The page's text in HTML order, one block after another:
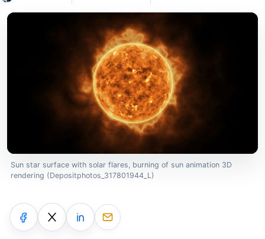
Sun star surface with solar flares, burning of sun animation 3D
rendering (Depositphotos_317801944_L)